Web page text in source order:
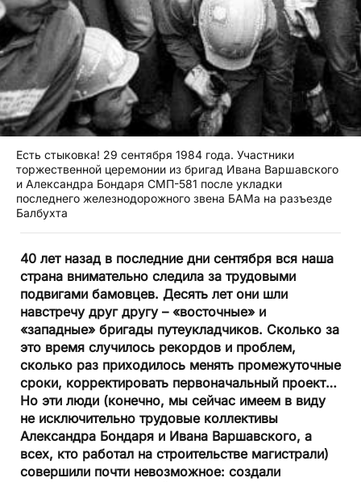
Есть стыковка! 29 сентября 1984 года. Участники
торжественной церемонии из бригад Ивана Варшавского
и Александра Бондаря СМП-581 после укладки
последнего железнодорожного звена БАМа на разъезде
Балбухта
40 лет назад в последние дни сентября вся наша
страна внимательно следила за трудовыми
подвигами бамовцев. Десять лет они шли
навстречу друг другу – «восточные» и
«западные» бригады путеукладчиков. Сколько за
это время случилось рекордов и проблем,
сколько раз приходилось менять промежуточные
сроки, корректировать первоначальный проект…
Но эти люди (конечно, мы сейчас имеем в виду
не исключительно трудовые коллективы
Александра Бондаря и Ивана Варшавского, а
всех, кто работал на строительстве магистрали)
совершили почти невозможное: создали